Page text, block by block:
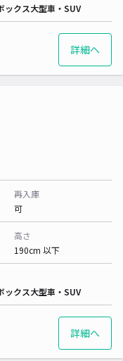
ックス大型車・SUV
詳細へ
再入庫
可
高さ
190cm 以下
ックス大型車・SUV
詳細へ